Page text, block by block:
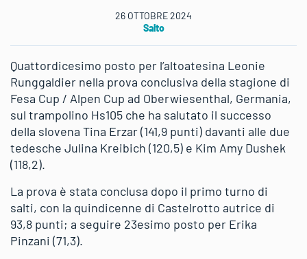
26 OTTOBRE 2024
Salto
Quattordicesimo posto per l’altoatesina Leonie
Runggaldier nella prova conclusiva della stagione di
Fesa Cup / Alpen Cup ad Oberwiesenthal, Germania,
sul trampolino Hs105 che ha salutato il successo
della slovena Tina Erzar (141,9 punti) davanti alle due
tedesche Julina Kreibich (120,5) e Kim Amy Dushek
(118,2).
La prova è stata conclusa dopo il primo turno di
salti, con la quindicenne di Castelrotto autrice di
93,8 punti; a seguire 23esimo posto per Erika
Pinzani (71,3).